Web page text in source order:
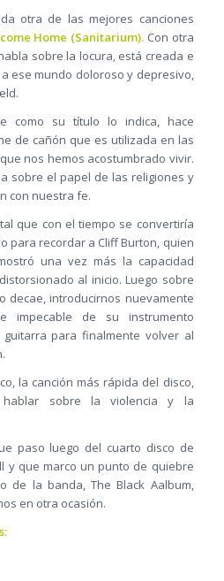
otra de las mejores canciones
Home (Sanitarium).Con otra
sobre la locura, está creada e
ese mundo doloroso y depresivo,
como su título lo indica, hace
de cañón que es utilizada en las
nos hemos acostumbrado vivir.
sobre el papel de las religiones y
con nuestra fe.
que con el tiempo se convertiría
para recordar a Cliff Burton, quien
una vez más la capacidad
al inicio. Luego sobre
decae, introducirnos nuevamente
impecable de su instrumento
para finalmente volver al
la canción más rápida del disco,
sobre la violencia y la
paso luego del cuarto disco de
y que marco un punto de quiebre
de la banda, The Black Aalbum,
en otra ocasión.